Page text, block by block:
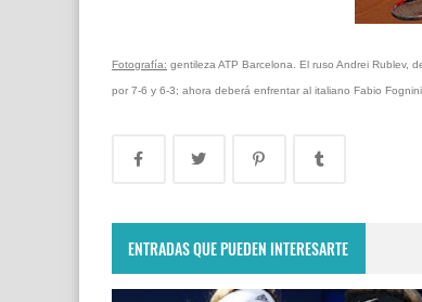
Fotografía: gentileza ATP Barcelona. El ruso Andrei Rublev,
por 7-6 y 6-3; ahora deberá enfrentar al italiano Fabio Fognini.
ENTRADAS QUE PUEDEN INTERESARTE